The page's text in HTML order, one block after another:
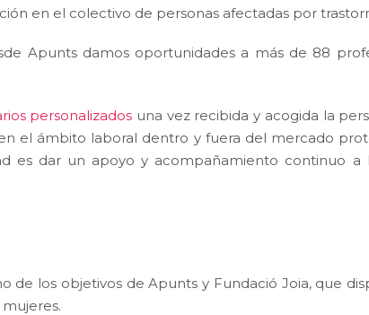
en el colectivo de personas afectadas por
Apunts damos oportunidades a más de 88
personalizados una vez recibida y acogida la
el ámbito laboral dentro y fuera del mercado
es dar un apoyo y acompañamiento continuo
de los objetivos de Apunts y Fundació Joia, que